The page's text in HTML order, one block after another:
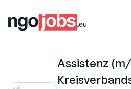
Assistenz